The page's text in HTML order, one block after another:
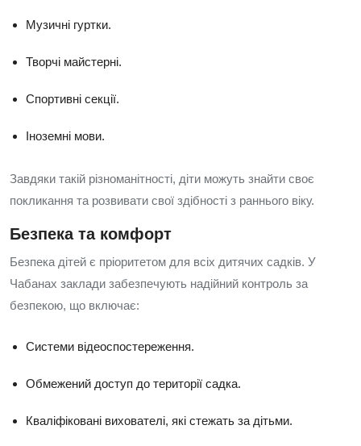
Музичні гуртки.
Творчі майстерні.
Спортивні секції.
Іноземні мови.
Завдяки такій різноманітності, діти можуть знайти своє
покликання та розвивати свої здібності з раннього віку.
Безпека та комфорт
Безпека дітей є пріоритетом для всіх дитячих садків. У
Чабанах заклади забезпечують надійний контроль за
безпекою, що включає:
Системи відеоспостереження.
Обмежений доступ до території садка.
Кваліфіковані вихователі, які стежать за дітьми.